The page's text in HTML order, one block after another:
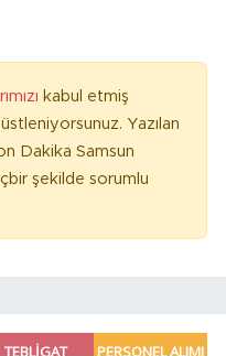
kabul etmiş
Yazılan
Dakika Samsun
şekilde sorumlu